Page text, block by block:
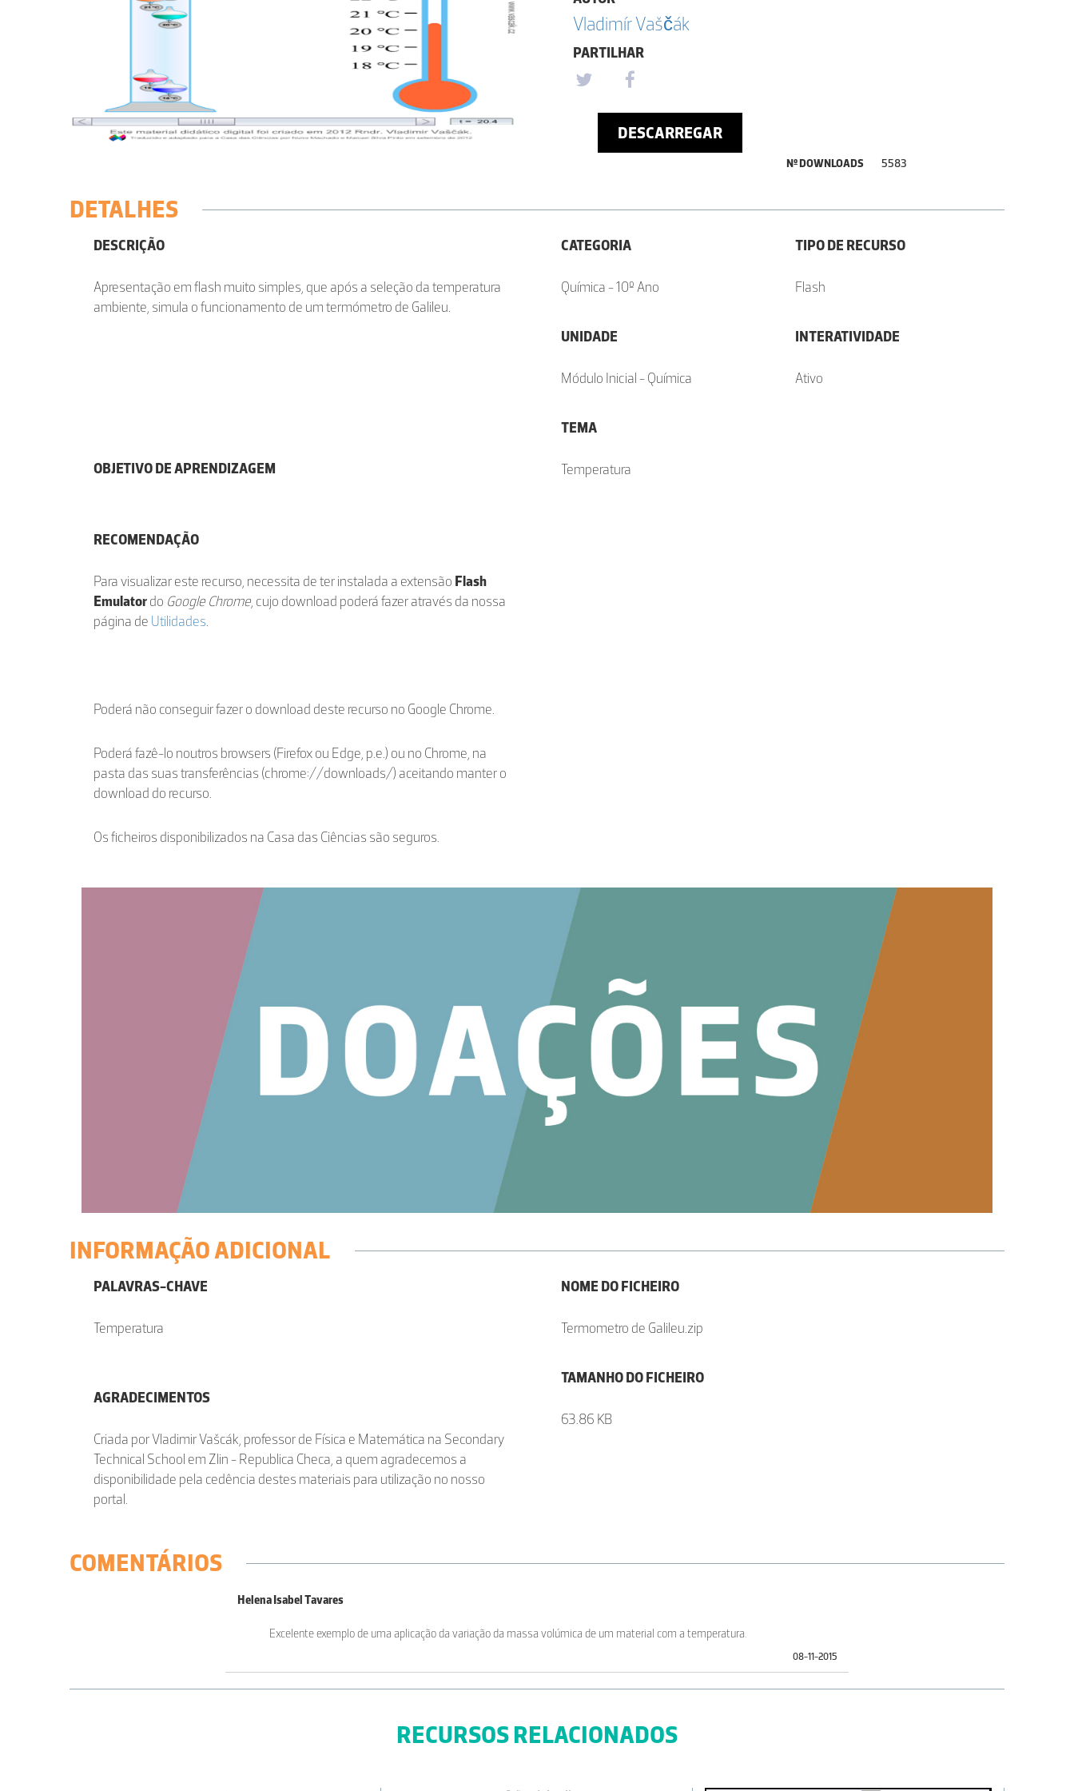
Vladimír Vaščák
PARTILHAR
DESCARREGAR
Nº DOWNLOADS 5583
DETALHES
DESCRIÇÃO
Apresentação em flash muito simples, que após a seleção da temperatura
ambiente, simula o funcionamento de um termómetro de Galileu.
OBJETIVO DE APRENDIZAGEM
RECOMENDAÇÃO
Para visualizar este recurso, necessita de ter instalada a extensão Flash
Emulatordo Google Chrome, cujo download poderá fazer através da nossa
página de Utilidades.
Poderá não conseguir fazer o download deste recurso no Google Chrome.
Poderá fazê-lo noutros browsers (Firefox ou Edge, p.e.) ou no Chrome, na
pasta das suas transferências (chrome://downloads/) aceitando manter o
download do recurso.
Os ficheiros disponibilizados na Casa das Ciências são seguros.
CATEGORIA
Química - 10º Ano
UNIDADE
Módulo Inicial - Química
TEMA
Temperatura
TIPO DE RECURSO
Flash
INTERATIVIDADE
Ativo
INFORMAÇÃO ADICIONAL
PALAVRAS-CHAVE
Temperatura
AGRADECIMENTOS
Criada por Vladimir Vašcák, professor de Física e Matemática na Secondary
Technical School em Zlin - Republica Checa, a quem agradecemos a
disponibilidade pela cedência destes materiais para utilização no nosso
portal.
NOME DO FICHEIRO
Termometro de Galileu.zip
TAMANHO DO FICHEIRO
63.86 KB
COMENTÁRIOS
Helena Isabel Tavares
Excelente exemplo de uma aplicação da variação da massa volúmica de um material com a temperatura.
08-11-2015
RECURSOS RELACIONADOS